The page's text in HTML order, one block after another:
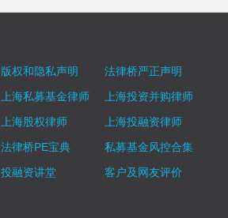
版权和隐私声明
法律桥严正声明
上海私募基金律师
上海投资并购律师
上海股权律师
上海投融资律师
法律桥PE宝典
私募基金风控合集
投融资讲堂
客户及网友评价